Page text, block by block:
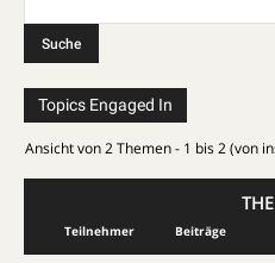
Topics Engaged In
Ansicht von 2 Themen - 1 bis 2 (von
Teilnehmer Beiträge